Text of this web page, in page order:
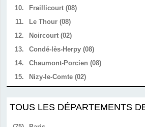
10.
Fraillicourt (08)
11.
Le Thour (08)
12.
Noircourt (02)
13.
Condé-lès-Herpy (08)
14.
Chaumont-Porcien (08)
15.
Nizy-le-Comte (02)
TOUS LES DÉPARTEMENTS